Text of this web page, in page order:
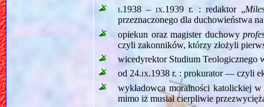
i.1938 – ix.1939 r. : redaktor „
przeznaczonego dla duchowieństwa
opiekun oraz magister duchowy
czyli zakonników, którzy złożyli
wicedyrektor Studium Teologicznego
od24.ix.1938 r. : prokurator — czyli
wykładowca moralności katolickiej
mimo iż musiał cierpliwie